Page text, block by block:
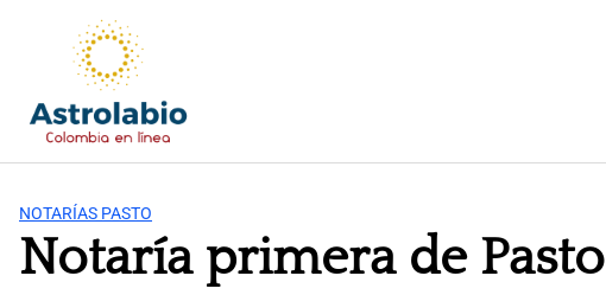
contenido
NOTARÍAS PASTO
Notaría primera de Pasto